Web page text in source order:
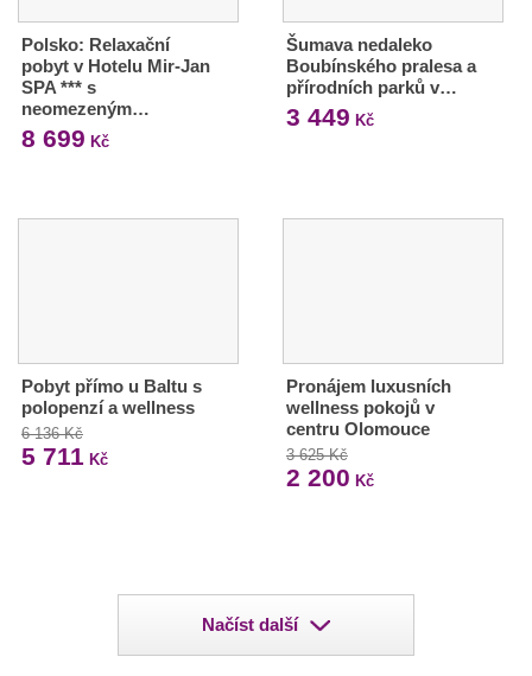
Polsko: Relaxační
pobyt v Hotelu Mir-Jan
SPA *** s
neomezeným…
8 699 Kč
Šumava nedaleko
Boubínského pralesa a
přírodních parků v…
3 449 Kč
Pobyt přímo u Baltu s
polopenzí a wellness
6 136 Kč
5 711 Kč
Pronájem luxusních
wellness pokojů v
centru Olomouce
3 625 Kč
2 200 Kč
Načíst další